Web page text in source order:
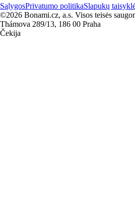
SąlygosPrivatumo politikaSlapukų
©2026 Bonami.cz, a.s. Visos teisės
Thámova 289/13, 186 00 Praha
Čekija